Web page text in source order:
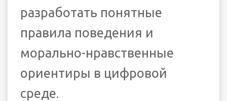
разработать понятные
правила поведения и
морально-нравственные
ориентиры в цифровой
среде.